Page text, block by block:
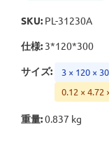
SKU: PL-31230A
仕様: 3*120*300
サイズ:
3 × 120 ×
0.12 × 4.72
重量:0.837 kg